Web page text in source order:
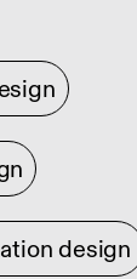
design